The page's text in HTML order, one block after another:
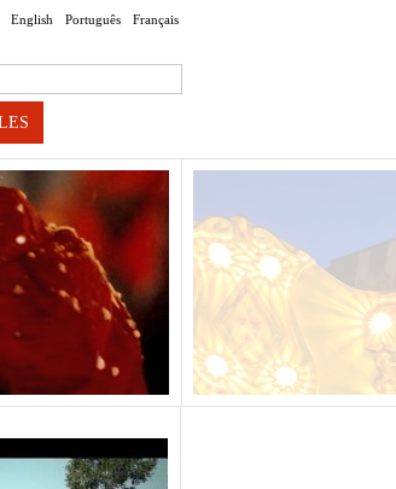
English Português Français